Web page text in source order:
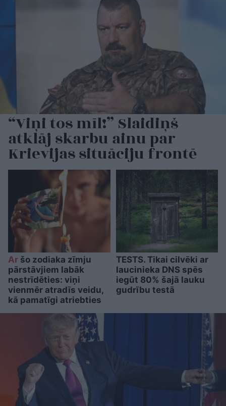
“Viņi tos mīl!” Slaidiņš
atklāj skarbu ainu par
Krievijas situāciju frontē
Ar šo zodiaka zīmju
pārstāvjiem labāk
nestrīdēties: viņi
vienmēr atradīs veidu,
kā pamatīgi atriebties
TESTS. Tikai cilvēki ar
laucinieka DNS spēs
iegūt 80% šajā lauku
gudrību testā